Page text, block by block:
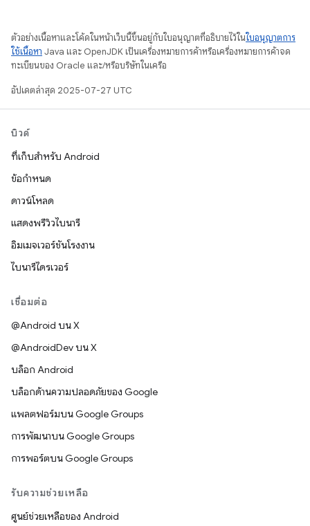
ตัวอย่างเนื้อหาและโค้ดในหน้าเว็บนี้ขึ้นอยู่กับใบอนุญาตที่อธิบายไว้ในใบอนุญาตการ
ใช้เนื้อหา Java และ OpenJDK เป็นเครื่องหมายการค้าหรือเครื่องหมายการค้าจด
ทะเบียนของ Oracle และ/หรือบริษัทในเครือ
อัปเดตล่าสุด 2025-07-27 UTC
บิวด์
ที่เก็บสำหรับ Android
ข้อกำหนด
ดาวน์โหลด
แสดงพรีวิวไบนารี
อิมเมจเวอร์ชันโรงงาน
ไบนารีไดรเวอร์
เชื่อมต่อ
@Android บน X
@AndroidDev บน X
บล็อก Android
บล็อกด้านความปลอดภัยของ Google
แพลตฟอร์มบน Google Groups
การพัฒนาบน Google Groups
การพอร์ตบน Google Groups
รับความช่วยเหลือ
ศูนย์ช่วยเหลือของ Android